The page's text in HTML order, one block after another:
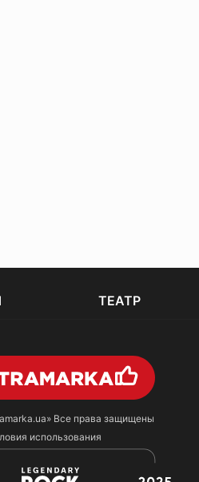
ТЕАТР
Все права защищены
использования